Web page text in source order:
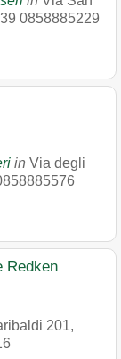
0858885229
in Via degli
Redken
201,